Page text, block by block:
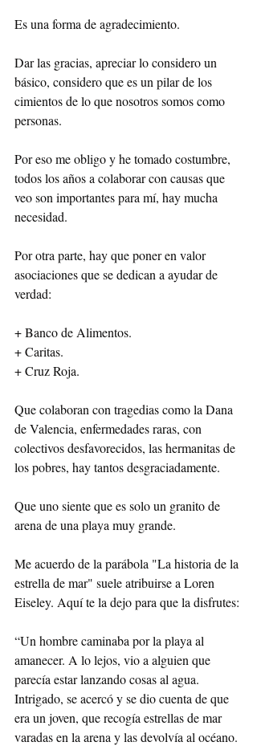
Es una forma de agradecimiento.
Dar las gracias, apreciar lo considero un
básico, considero que es un pilar de los
cimientos de lo que nosotros somos como
personas.
Por eso me obligo y he tomado costumbre,
todos los años a colaborar con causas que
veo son importantes para mí, hay mucha
necesidad.
Por otra parte, hay que poner en valor
asociaciones que se dedican a ayudar de
verdad:
+ Banco de Alimentos.
+ Caritas.
+ Cruz Roja.
Que colaboran con tragedias como la Dana
de Valencia, enfermedades raras, con
colectivos desfavorecidos, las hermanitas de
los pobres, hay tantos desgraciadamente.
Que uno siente que es solo un granito de
arena de una playa muy grande.
Me acuerdo de la parábola "La historia de la
estrella de mar" suele atribuirse a Loren
Eiseley. Aquí te la dejo para que la disfrutes:
“Un hombre caminaba por la playa al
amanecer. A lo lejos, vio a alguien que
parecía estar lanzando cosas al agua.
Intrigado, se acercó y se dio cuenta de que
era un joven, que recogía estrellas de mar
varadas en la arena y las devolvía al océano.